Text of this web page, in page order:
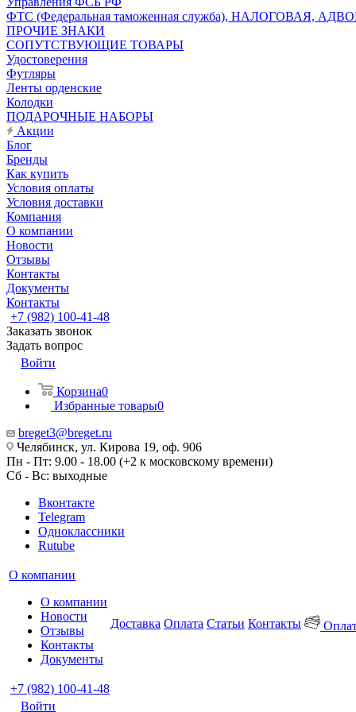
ФТС (Федеральная таможенная служба), НАЛОГОВАЯ,
ПРОЧИЕ ЗНАКИ
СОПУТСТВУЮЩИЕ ТОВАРЫ
Удостоверения
Футляры
Ленты орденские
Колодки
ПОДАРОЧНЫЕ НАБОРЫ
Акции
Блог
Бренды
Как купить
Условия оплаты
Условия доставки
Компания
О компании
Новости
Отзывы
Контакты
Документы
Контакты
+7 (982) 100-41-48
Заказать звонок
Задать вопрос
Войти
Корзина0
Избранные товары0
breget3@breget.ru
Челябинск, ул. Кирова 19, оф. 906
Пн - Пт: 9.00 - 18.00 (+2 к московскому времени)
Сб - Вс: выходные
Вконтакте
Telegram
Одноклассники
Rutube
О компании
О компании
Новости
Отзывы
Контакты
Документы
Доставка Оплата Статьи Контакты
+7 (982) 100-41-48
Войти